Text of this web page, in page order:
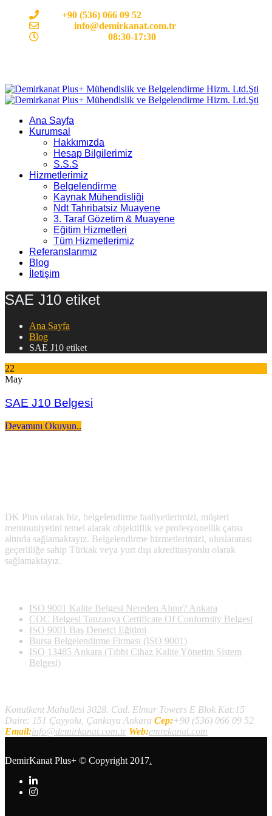
+90 (536) 066 09 52
info@demirkanat.com.tr
08:30-17:30
Ana Sayfa
Kurumsal
Hakkımızda
Hesap Bilgilerimiz
S.S.S
Hizmetlerimiz
Belgelendirme
Kaynak Mühendisliği
Ndt Tahribatsiz Muayene
3. Taraf Gözetim & Muayene
Eğitim Hizmetleri
Tüm Hizmetlerimiz
Referanslarımız
Blog
İletişim
SAE J10 etiket
Ana Sayfa
Blog
SAE J10 etiket
22
May
SAE J10 Belgesi
Devamını Okuyun..
DK Plus olarak biz, belgelendirme faaliyetlerimizi, müşteri
memnuniyetini temel alarak objektiflik ve profesyonellik çatısı
altında sağlamaktayız. Belgelendirme hizmetlerimizi, uluslararası
geçerliliğe sahip Türkak veya yurt dışı akreditasyonlu olarak
sağlamaktayız.
ISO 9001 Kalite Belgesi Nereden Alınır? Ankara
COC Belgesi Tanzanya Certificate Of Conformity Belgesi
ISO 9001 Baş Denetçi Eğitimi
Bursa Belgelendirme Firması (ISO 9001)
ISO 13485 Ankara (Tıbbi Cihaz Kalite Yönetim Sistem
Belgesi)
Konutkent Mahallesi 3028. Cad. Elmar Towers E Blok Kat:15
Daire: 151 Çayyolu, Çankaya Ankara Cep:+90 (536) 066 09 52
Email:info@demirkanat.com.tr Web:emrekanat.com
DemirKanat Plus+ © Copyright 2017.